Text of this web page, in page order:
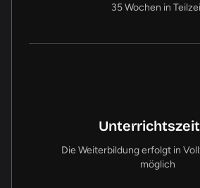
35 Wochen in
Die Weiterbildung erfolgt in
möglich